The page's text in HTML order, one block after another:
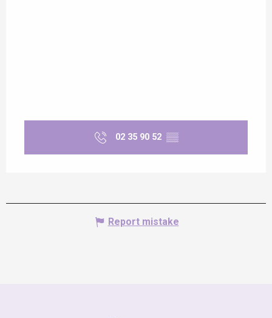
02 35 90 52 ▒▒
Report mistake